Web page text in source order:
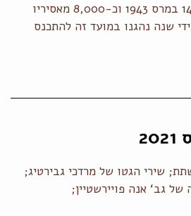
גטו קרקוב חוסל ב-14-13 במרס 1943 וכ-8,000 מאסיריו
שנה נהגנו במועד זה להתכנס
שירי הגטו של מרדכי גבירטיג;
גב‘ אנה פויירשטיין;